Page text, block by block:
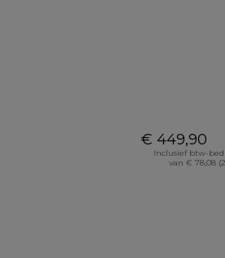
€ 449,90
Inclusief btw-
van € 78,08